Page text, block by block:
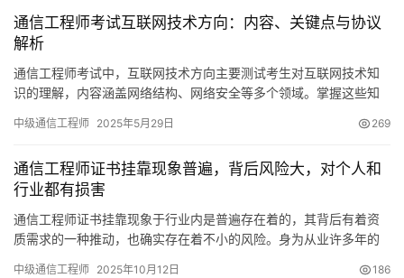
通信工程师考试互联网技术方向：内容、关键点与协议
解析
通信工程师考试中，互联网技术方向主要测试考生对互联网技术知
识的理解，内容涵盖网络结构、网络安全等多个领域。掌握这些知
中级通信工程师 2025年5月29日 269
通信工程师证书挂靠现象普遍，背后风险大，对个人和
行业都有损害
通信工程师证书挂靠现象于行业内是普遍存在着的，其背后有着资
质需求的一种推动，也确实存在着不小的风险。身为从业许多年的
中级通信工程师 2025年10月12日 186